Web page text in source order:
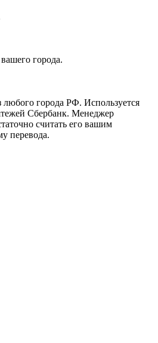
города.
любого города РФ. Используется
Сбербанк. Менеджер
считать его вашим
перевода.